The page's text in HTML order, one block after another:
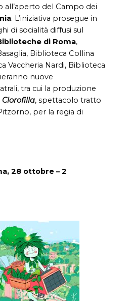
all’aperto del Campo dei
. L’iniziativa prosegue in
di socialità diffusi sul
di Roma,
Biblioteca Collina
Vaccheria Nardi, Biblioteca
nuove
tra cui la produzione
Clorofilla, spettacolo tratto
per la regia di
28 ottobre – 2